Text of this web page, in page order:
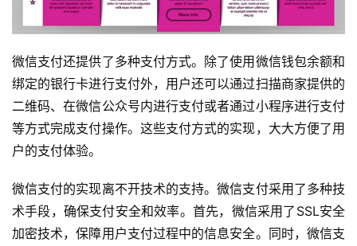
微信支付还提供了多种支付方式。除了使用微信钱包余额和
绑定的银行卡进行支付外，用户还可以通过扫描商家提供的
二维码、在微信公众号内进行支付或者通过小程序进行支付
等方式完成支付操作。这些支付方式的实现，大大方便了用
户的支付体验。
微信支付的实现离不开技术的支持。微信支付采用了多种技
术手段，确保支付安全和效率。首先，微信采用了SSL安全
加密技术，保障用户支付过程中的信息安全。同时，微信支